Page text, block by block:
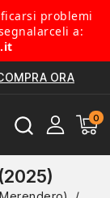
problemi
a:
ORA